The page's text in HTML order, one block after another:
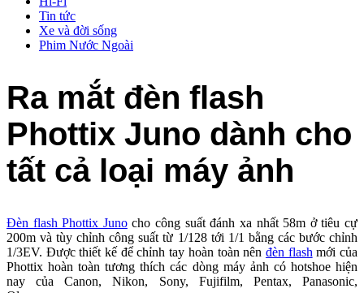
Tin tức
Xe và đời sống
Phim Nước Ngoài
Ra mắt đèn flash
Phottix Juno dành cho
tất cả loại máy ảnh
Đèn flash Phottix Junocho công suất đánh xa nhất 58m ở tiêu cự
200m và tùy chỉnh công suất từ 1/128 tới 1/1 bằng các bước chỉnh
1/3EV. Được thiết kế để chỉnh tay hoàn toàn nên đèn flash mới của
Phottix hoàn toàn tương thích các dòng máy ảnh có hotshoe hiện
nay của Canon, Nikon, Sony, Fujifilm, Pentax, Panasonic,